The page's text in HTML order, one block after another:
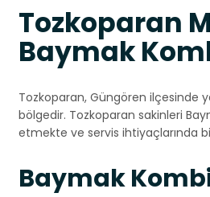
Tozkoparan
Baymak
Tozkoparan, Güngören ilçesinde
bölgedir. Tozkoparan sakinleri
etmekte ve servis ihtiyaçlarında
Baymak